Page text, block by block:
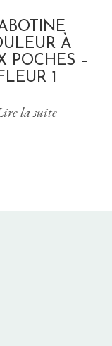
À
POCHES –
1
la suite